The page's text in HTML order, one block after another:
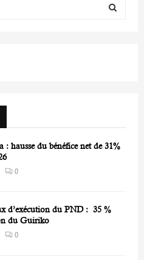
: hausse du bénéfice net de 31%
0
d’exécution du PND : 35 %
du Guiriko
0